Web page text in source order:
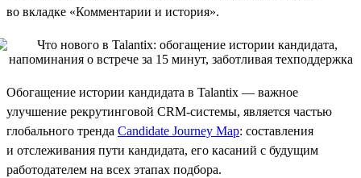
во вкладке «Комментарии и история».
Обогащение истории кандидата в Talantix — важное
улучшение рекрутинговой CRM-системы, является частью
глобального тренда Candidate Journey Map: составления
и отслеживания пути кандидата, его касаний с будущим
работодателем на всех этапах подбора.